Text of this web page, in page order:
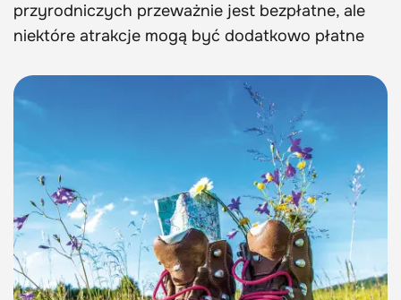
przyrodniczych przeważnie jest bezpłatne, ale
niektóre atrakcje mogą być dodatkowo płatne